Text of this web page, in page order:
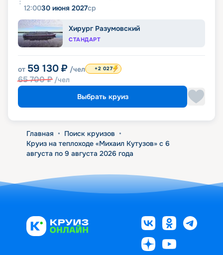
12:0030 июня 2027ср
Хирург Разумовский
СТАНДАРТ
от 59 130 ₽ /чел
65 700₽ /чел
+2 027
Выбрать круиз
Главная • Поиск круизов •
Круиз на теплоходе «Михаил Кутузов» с 6
августа по 9 августа 2026 года